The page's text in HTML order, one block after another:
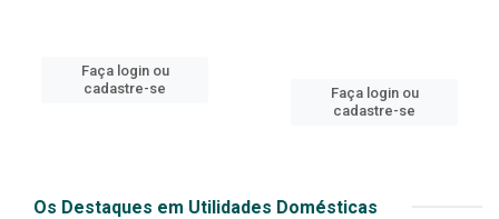
Faça login ou
cadastre-se
Faça login ou
cadastre-se
Os Destaques em Utilidades Domésticas